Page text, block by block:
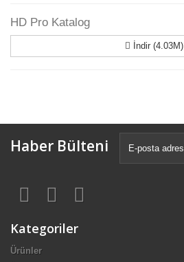
HD Pro Katalog
İndir (4.03M)
Haber Bülteni
Kategoriler
Ürünler